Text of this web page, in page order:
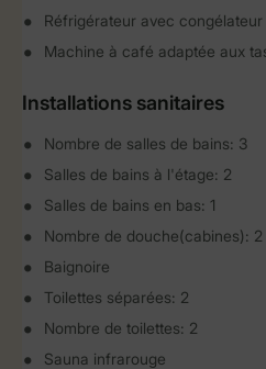
Réfrigérateur avec congélateur
Machine à café adaptée aux
Installations sanitaires
Nombre de salles de bains: 3
Salles de bains à l'étage: 2
Salles de bains en bas: 1
Nombre de douche(cabines): 2
Baignoire
Toilettes séparées: 2
Nombre de toilettes: 2
Sauna infrarouge